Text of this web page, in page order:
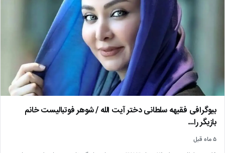
بیوگرافی فقیهه سلطانی دختر آیت الله / شوهر فوتبالیست خانم
بازیگر را…
۵ ماه قبل